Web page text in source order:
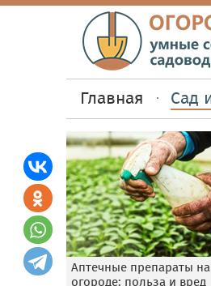
Главная Сад
Аптечные препараты на
огороде: польза и вред